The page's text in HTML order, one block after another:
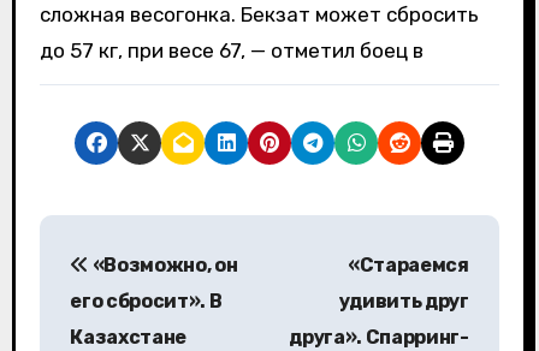
сложная весогонка. Бекзат может сбросить
до 57 кг, при весе 67, — отметил боец в
Н
«Возможно, он
его сбросит». В
Казахстане
«Стараемся
удивить друг
друга». Спарринг-